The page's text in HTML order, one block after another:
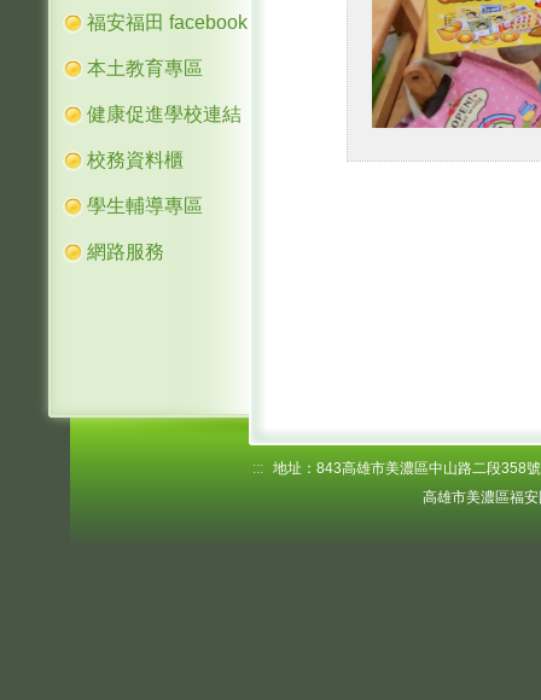
福安福田 facebook
本土教育專區
健康促進學校連結
校務資料櫃
學生輔導專區
網路服務
:::
地址：843高雄市美濃區中山路二段358
高雄市美濃區福